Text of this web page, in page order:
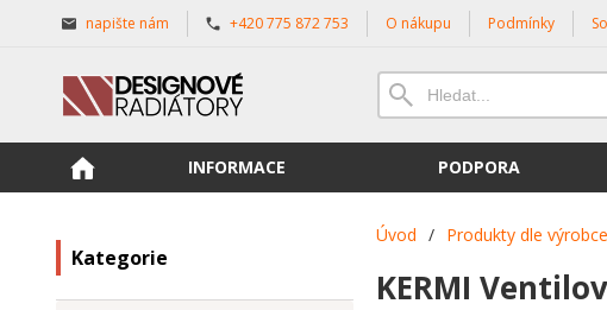
napište nám +420 775 872 753 O nákupu Podmínky
INFORMACE PODPORA
Kategorie
Úvod / Produkty dle výrobce
KERMI